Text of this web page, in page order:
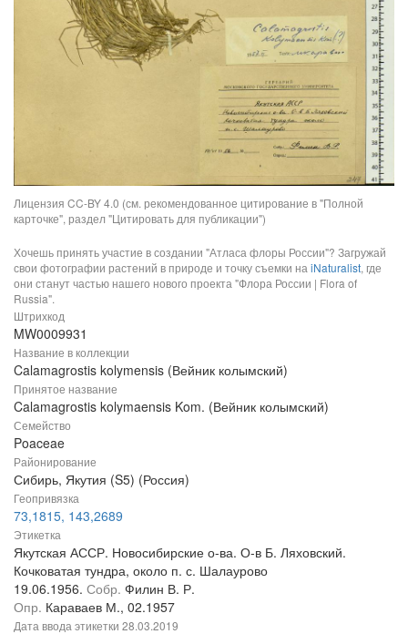
Лицензия CC-BY 4.0 (см. рекомендованное цитирование в "Полной
карточке", раздел "Цитировать для публикации")
Хочешь принять участие в создании "Атласа флоры России"? Загружай
свои фотографии растений в природе и точку съемки на iNaturalist, где
они станут частью нашего нового проекта "Флора России | Flora of
Russia".
Штрихкод
MW0009931
Название в коллекции
Calamagrostis kolymensis (Вейник колымский)
Принятое название
Calamagrostis kolymaensis Kom. (Вейник колымский)
Семейство
Poaceae
Районирование
Сибирь, Якутия (S5) (Россия)
Геопривязка
73,1815, 143,2689
Этикетка
Якутская АССР. Новосибирские о-ва. О-в Б. Ляховский.
Кочковатая тундра, около п. с. Шалаурово
19.06.1956. Собр. Филин В. Р.
Опр. Караваев М., 02.1957
Дата ввода этикетки 28.03.2019